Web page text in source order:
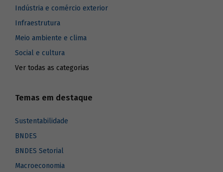
Indústria e comércio exterior
Infraestrutura
Meio ambiente e clima
Social e cultura
Ver todas as categorias
Temas em destaque
Sustentabilidade
BNDES
BNDES Setorial
Macroeconomia